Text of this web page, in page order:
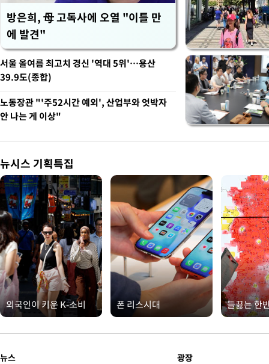
방은희, 母 고독사에 오열 "이틀 만
에 발견"
서울 올여름 최고치 경신 '역대 5위'…용산
39.9도(종합)
노동장관 "'주52시간 예외', 산업부와 엇박자
안 나는 게 이상"
뉴시스 기획특집
외국인이 키운 K-소비 폰 리스시대 들끓는 한
뉴스 광장